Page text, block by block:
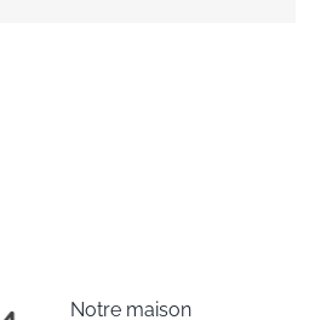
Notre maison